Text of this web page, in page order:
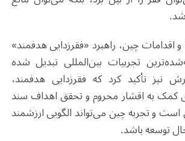
چین، راهبرد «فقر‌زدایی هدفمند»
تجربیات بین‌المللی تبدیل شده
نیز تأکید کرد که فقر‌زدایی هدفمند،
کمک به اقشار محروم و تحقق اهداف سند
است و تجربه چین می‌تواند الگویی ارزشمند
توسعه باشد.